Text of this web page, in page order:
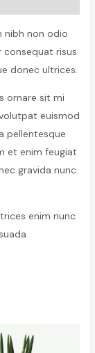
nibh non odio
risus
donec ultrices.
ornare sit mi
euismod
pellentesque
et enim feugiat
gravida nunc
enim nunc